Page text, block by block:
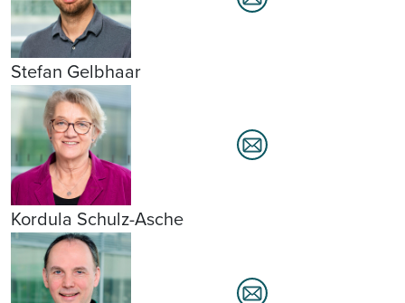
Stefan Gelbhaar
Kordula Schulz-Asche